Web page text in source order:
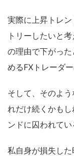
実際に上昇トレ
トリーしたいと
の理由で下がっ
めるFXトレーダー
そして、そのよ
れだけ続くかも
ンドに囚われてい
私自身が損失し